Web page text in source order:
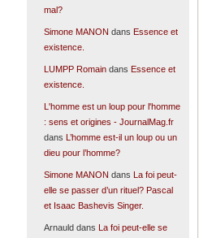
mal?
Simone MANON dans Essence et
existence.
LUMPP Romaindans Essence et
existence.
L'homme est un loup pour l'homme
: sens et origines - JournalMag.fr
dans L’homme est-il un loup ou un
dieu pour l’homme?
Simone MANON dans La foi peut-
elle se passer d’un rituel? Pascal
et Isaac Bashevis Singer.
Arnaulddans La foi peut-elle se